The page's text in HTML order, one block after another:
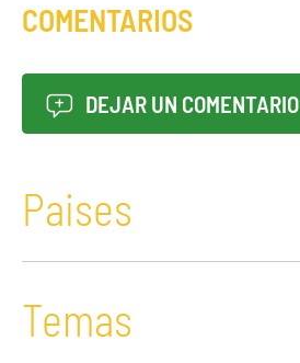
COMENTARIOS
DEJAR UN COMENTARIO
Paises
Temas